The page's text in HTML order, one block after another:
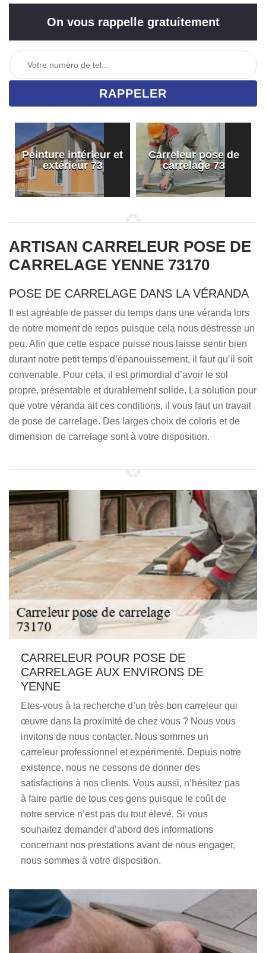
On vous rappelle gratuitement
Peinture intérieur et
extérieur 73
Carreleur pose de
carrelage 73
ARTISAN CARRELEUR POSE DE
CARRELAGE YENNE 73170
POSE DE CARRELAGE DANS LA VÉRANDA
Il est agréable de passer du temps dans une véranda lors
de notre moment de repos puisque cela nous déstresse un
peu. Afin que cette espace puisse nous laisse sentir bien
durant notre petit temps d’épanouissement, il faut qu’il soit
convenable. Pour cela, il est primordial d’avoir le sol
propre, présentable et durablement solide. La solution pour
que votre véranda ait ces conditions, il vous faut un travail
de pose de carrelage. Des larges choix de coloris et de
dimension de carrelage sont à votre disposition.
CARRELEUR POUR POSE DE
CARRELAGE AUX ENVIRONS DE
YENNE
Etes-vous à la recherche d’un très bon carreleur qui
œuvre dans la proximité de chez vous ? Nous vous
invitons de nous contacter. Nous sommes un
carreleur professionnel et expérimenté. Depuis notre
existence, nous ne cessons de donner des
satisfactions à nos clients. Vous aussi, n’hésitez pas
à faire partie de tous ces gens puisque le coût de
notre service n’est pas du tout élevé. Si vous
souhaitez demander d’abord des informations
concernant nos prestations avant de nous engager,
nous sommes à votre disposition.